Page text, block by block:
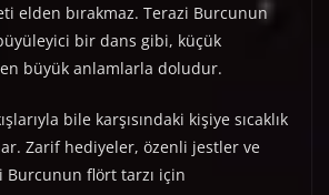
elden bırakmaz. Terazi Burcunun
bir dans gibi, küçük
büyük anlamlarla doludur.
bile karşısındaki kişiye sıcaklık
Zarif hediyeler, özenli jestler ve
Burcunun flört tarzı için